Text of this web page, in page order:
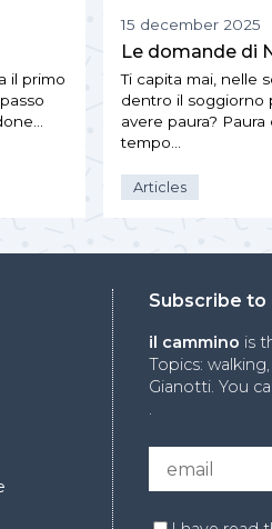
il primo
15 december 2025
Le domande di
Ti capita mai, nelle
dentro il soggiorno
avere paura?
tempo…
Articles
Subscribe
il cammino is
Topics:
Gianotti. You
.